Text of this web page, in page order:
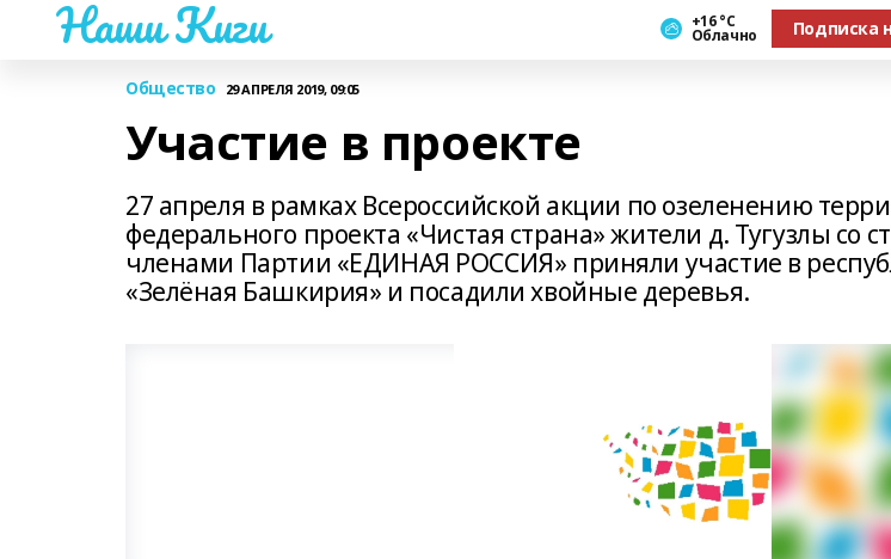
Наши Киги +16 °С
Облачно Подписка
Общество 29 АПРЕЛЯ 2019, 09:05
Участие в проекте
27 апреля в рамках Всероссийской акции по озеленению
федерального проекта «Чистая страна» жители д. Тугузлы со
членами Партии «ЕДИНАЯ РОССИЯ» приняли участие в
«Зелёная Башкирия» и посадили хвойные деревья.